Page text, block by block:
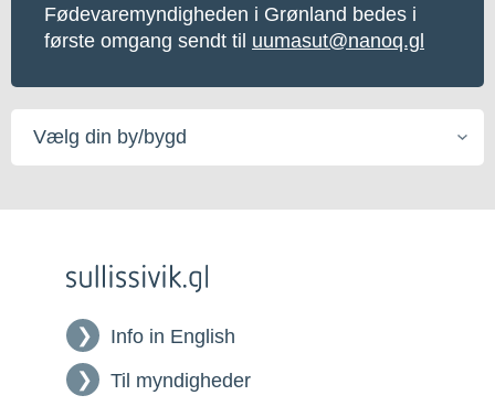
Fødevaremyndigheden i Grønland bedes i
første omgang sendt til uumasut@nanoq.gl
Vælg
din
by/bygd
Info in English
Til myndigheder